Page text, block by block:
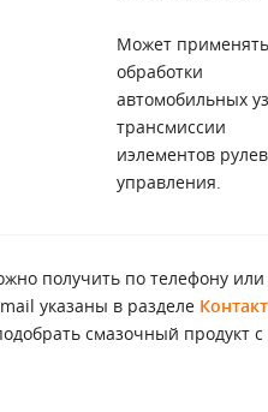
Может
обработки
автомобильных
трансмиссии
иэлементов
управления.
получить по телефону
указаны в разделе
смазочный продукт с